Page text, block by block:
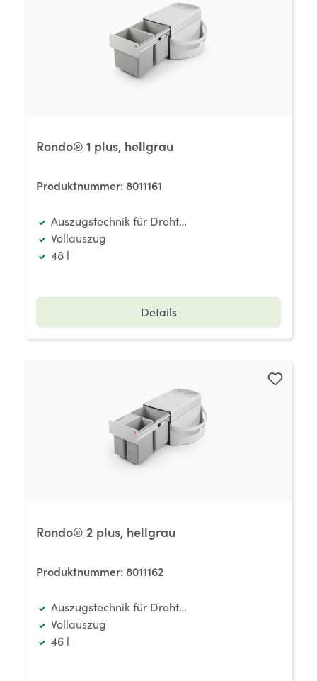
Rondo® 1 plus, hellgrau
Produktnummer:8011161
Auszugstechnik für Drehtüren
Vollauszug
48 l
Details
Rondo® 2 plus, hellgrau
Produktnummer:8011162
Auszugstechnik für Drehtüren
Vollauszug
46 l